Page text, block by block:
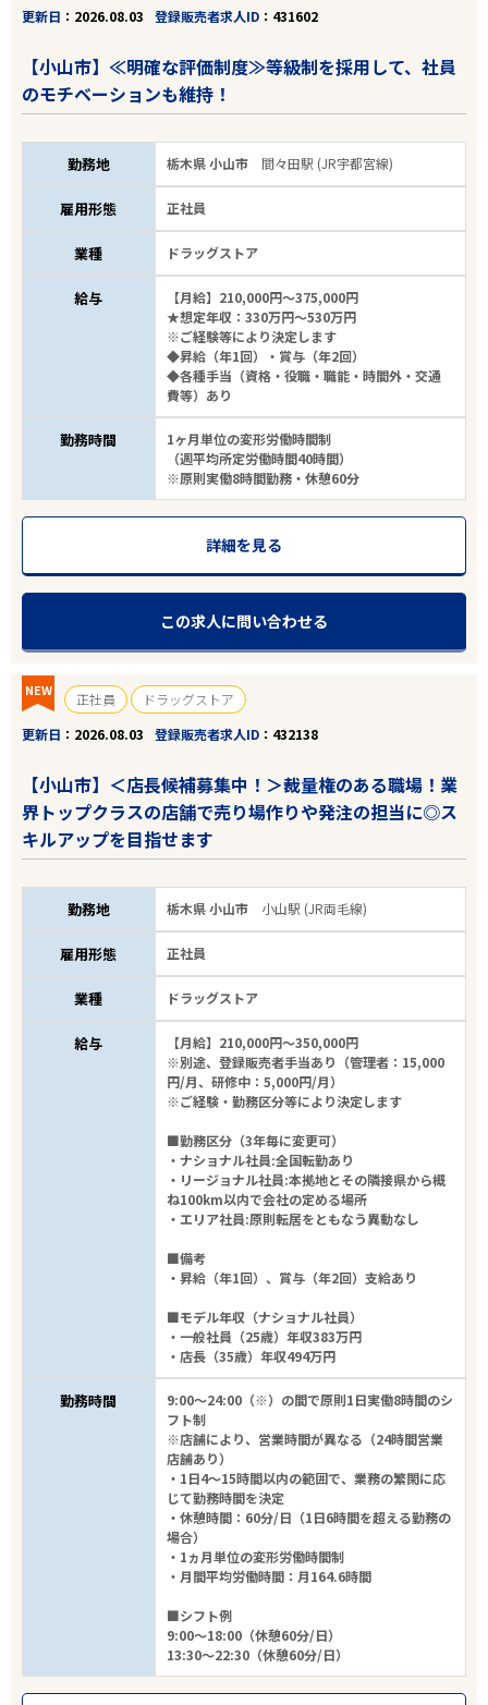
更新日
2026.08.03 登録販売者求人ID 431602
【小山市】≪明確な評価制度≫等級制を採用して、社員
のモチベーションも維持！
勤務地 栃木県 小山市 間々田駅 (JR宇都宮線)
雇用形態 正社員
業種 ドラッグストア
給与
【月給】210,000円～375,000円
★想定年収：330万円～530万円
※ご経験等により決定します
◆昇給（年1回）・賞与（年2回）
◆各種手当（資格・役職・職能・時間外・交通
費等）あり
勤務時間
1ヶ月単位の変形労働時間制
（週平均所定労働時間40時間）
※原則実働8時間勤務・休憩60分
詳細を見る
この求人に問い合わせる
NEW 正社員
ドラッグストア
更新日
2026.08.03 登録販売者求人ID 432138
【小山市】＜店長候補募集中！＞裁量権のある職場！業
界トップクラスの店舗で売り場作りや発注の担当に◎ス
キルアップを目指せます
勤務地 栃木県 小山市 小山駅 (JR両毛線)
雇用形態 正社員
業種 ドラッグストア
給与
【月給】210,000円～350,000円
※別途、登録販売者手当あり（管理者：15,000
円/月、研修中：5,000円/月）
※ご経験・勤務区分等により決定します
■勤務区分（3年毎に変更可）
・ナショナル社員:全国転勤あり
・リージョナル社員:本拠地とその隣接県から概
ね100km以内で会社の定める場所
・エリア社員:原則転居をともなう異動なし
■備考
・昇給（年1回）、賞与（年2回）支給あり
■モデル年収（ナショナル社員）
・一般社員（25歳）年収383万円
・店長（35歳）年収494万円
勤務時間
9:00～24:00（※）の間で原則1日実働8時間のシ
フト制
※店舗により、営業時間が異なる（24時間営業
店舗あり）
・1日4～15時間以内の範囲で、業務の繁閑に応
じて勤務時間を決定
・休憩時間：60分/日（1日6時間を超える勤務の
場合）
・1ヵ月単位の変形労働時間制
・月間平均労働時間：月164.6時間
■シフト例
9:00～18:00（休憩60分/日）
13:30～22:30（休憩60分/日）